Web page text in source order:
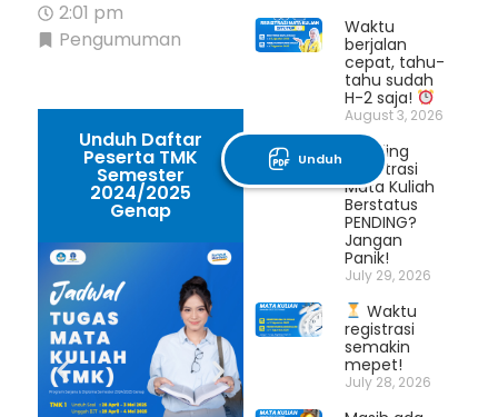
2:01 pm
Pengumuman
Unduh Daftar
Peserta TMK
Semester
2024/2025
Genap
Unduh
Waktu
berjalan
cepat, tahu-
tahu sudah
H-2 saja!
August 3, 2026
Billing
Registrasi
Mata Kuliah
Berstatus
PENDING?
Jangan
Panik!
July 29, 2026
Waktu
registrasi
semakin
mepet!
July 28, 2026